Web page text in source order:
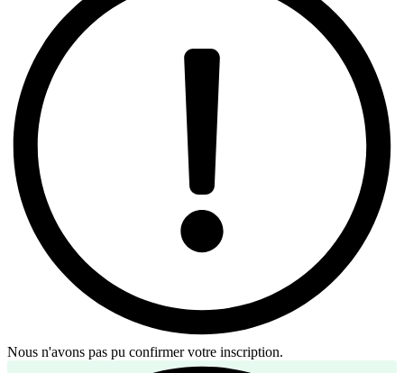
Nous n'avons pas pu confirmer votre inscription.